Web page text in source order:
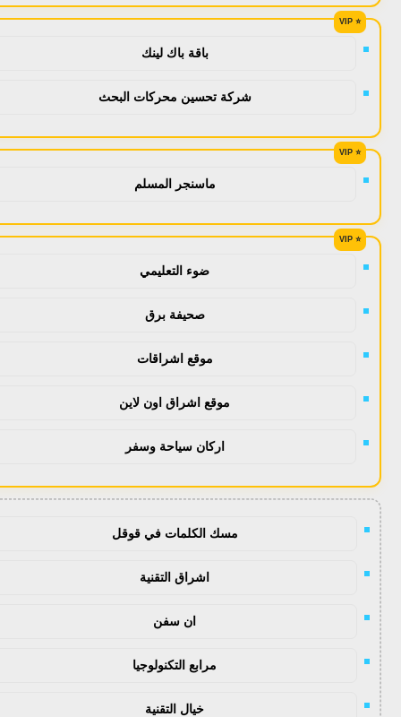
باقة باك لينك
شركة تحسين محركات البحث
ماسنجر المسلم
ضوء التعليمي
صحيفة برق
موقع اشراقات
موقع اشراق اون لاين
اركان سياحة وسفر
مسك الكلمات في قوقل
اشراق التقنية
ان سفن
مرابع التكنولوجيا
خيال التقنية